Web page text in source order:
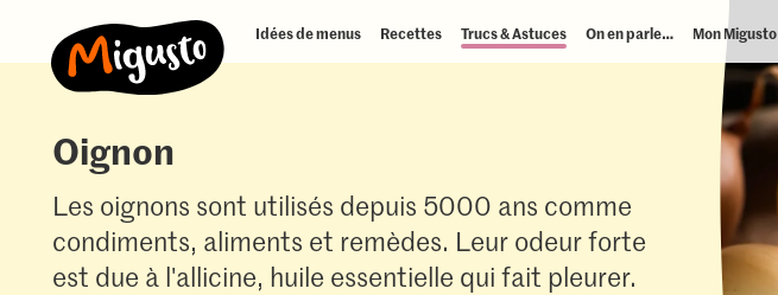
Idées de menus Recettes Trucs & Astuces On en parle… Mon Migusto
Oignon
Les oignons sont utilisés depuis 5000 ans comme
condiments, aliments et remèdes. Leur odeur forte
est due à l'allicine, huile essentielle qui fait pleurer.